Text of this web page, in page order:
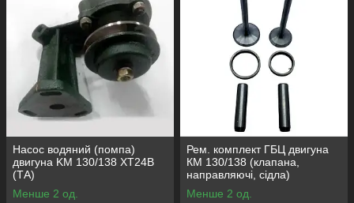
Насос водяний (помпа)
двигуна KM 130/138 XT24B
(ТА)
Менше 2 од.
Рем. комплект ГБЦ двигуна
КМ 130/138 (клапана,
направляючі, сідла)
Менше 2 од.